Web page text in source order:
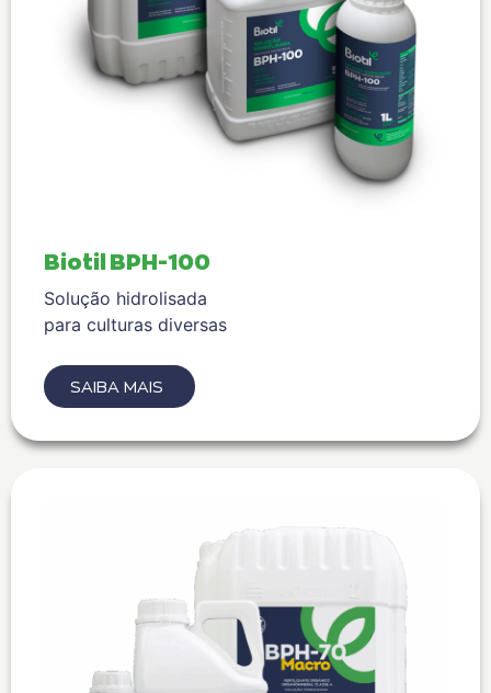
Biotil BPH-100
Solução hidrolisada
para culturas diversas
SAIBA MAIS